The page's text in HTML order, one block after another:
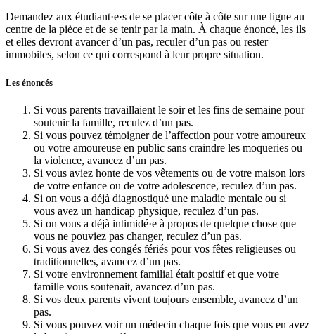
Demandez aux étudiant·e·s de se placer côte à côte sur une ligne au
centre de la pièce et de se tenir par la main. À chaque énoncé, les ils
et elles devront avancer d’un pas, reculer d’un pas ou rester
immobiles, selon ce qui correspond à leur propre situation.
Les énoncés
Si vous parents travaillaient le soir et les fins de semaine pour
soutenir la famille, reculez d’un pas.
Si vous pouvez témoigner de l’affection pour votre amoureux
ou votre amoureuse en public sans craindre les moqueries ou
la violence, avancez d’un pas.
Si vous aviez honte de vos vêtements ou de votre maison lors
de votre enfance ou de votre adolescence, reculez d’un pas.
Si on vous a déjà diagnostiqué une maladie mentale ou si
vous avez un handicap physique, reculez d’un pas.
Si on vous a déjà intimidé·e à propos de quelque chose que
vous ne pouviez pas changer, reculez d’un pas.
Si vous avez des congés fériés pour vos fêtes religieuses ou
traditionnelles, avancez d’un pas.
Si votre environnement familial était positif et que votre
famille vous soutenait, avancez d’un pas.
Si vos deux parents vivent toujours ensemble, avancez d’un
pas.
Si vous pouvez voir un médecin chaque fois que vous en avez